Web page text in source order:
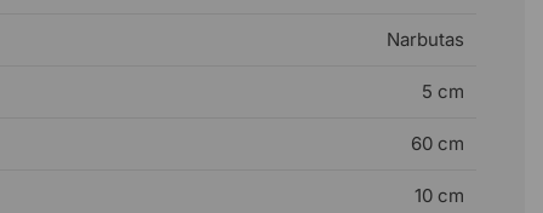
Narbutas
5 cm
60 cm
10 cm